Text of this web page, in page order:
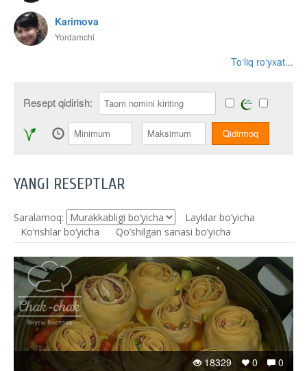
Karimova
Yordamchi
To‘liq ro‘yxat...
Resept qidirish:
YANGI RESEPTLAR
Saralamoq:
Layklar bo’yicha
Ko‘rishlar bo‘yicha
Qo’shilgan sanasi bo’yicha
0
0
18329